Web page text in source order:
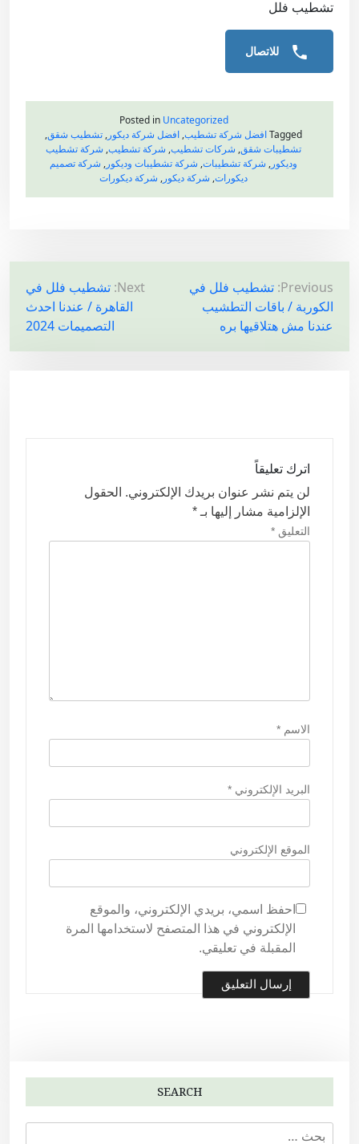
تشطيب فلل
للاتصال
Posted in Uncategorized
Taggedافضل شركة تشطيب, افضل شركة ديكور, تشطيب شقق,
تشطيبات شقق, شركات تشطيب, شركة تشطيب, شركة تشطيب
وديكور, شركة تشطيبات, شركة تشطيبات وديكور, شركة تصميم
ديكورات, شركة ديكور, شركة ديكورات
ت
ص
فّ
ح
Previous: تشطيب فلل في
الكوربة / باقات التطشيب
عندنا مش هتلاقيها بره
Next: تشطيب فلل في
القاهرة / عندنا احدث
التصميمات 2024
اترك تعليقاً
لن يتم نشر عنوان بريدك الإلكتروني. الحقول
الإلزامية مشار إليها بـ *
التعليق *
الاسم *
البريد الإلكتروني *
الموقع الإلكتروني
احفظ اسمي، بريدي الإلكتروني، والموقع
الإلكتروني في هذا المتصفح لاستخدامها المرة
المقبلة في تعليقي.
SEARCH